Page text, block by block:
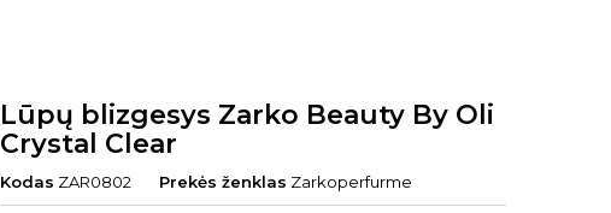
Lūpų blizgesys Zarko Beauty By Oli
Crystal Clear
Kodas ZAR0802 Prekės ženklas Zarkoperfurme